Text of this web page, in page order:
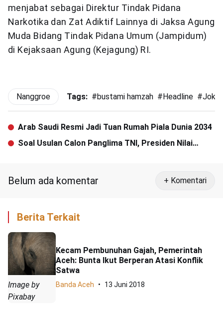
menjabat sebagai Direktur Tindak Pidana
Narkotika dan Zat Adiktif Lainnya di Jaksa Agung
Muda Bidang Tindak Pidana Umum (Jampidum)
di Kejaksaan Agung (Kejagung) RI.
Nanggroe Tags: #bustami hamzah # Headline #Joko
Arab Saudi Resmi Jadi Tuan Rumah Piala Dunia 2034
Soal Usulan Calon Panglima TNI, Presiden Nilai
Belum ada komentar + Komentari
Berita Terkait
Image by
Pixabay
Kecam Pembunuhan Gajah, Pemerintah
Aceh: Bunta Ikut Berperan Atasi Konflik
Satwa
Banda Aceh 13 Juni 2018